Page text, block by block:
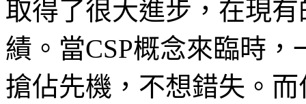
取得了很大進步，在現
績。當CSP概念來臨時
搶佔先機，不想錯失。